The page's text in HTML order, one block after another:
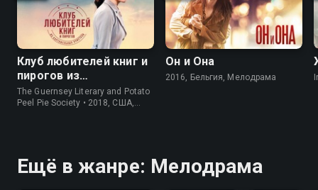
Клуб любителей книг и
пирогов из
картофельных
очистков
The Guernsey Literary and Potato
Peel Pie Society • 2018, США,
Он и Она
2016, Бельгия, Мелодрама
Ещё в жанре: Мелодрама